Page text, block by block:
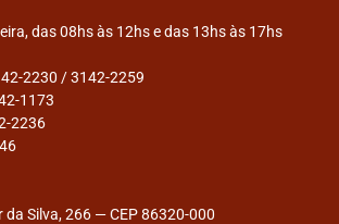
das 08hs às 12hs e das 13hs às 17hs
2230 / 3142-2259
1173
2236
da Silva, 266 — CEP 86320-000